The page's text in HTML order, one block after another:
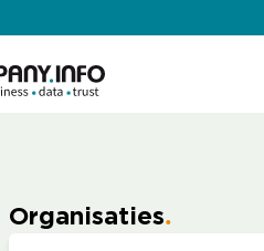
Organisaties